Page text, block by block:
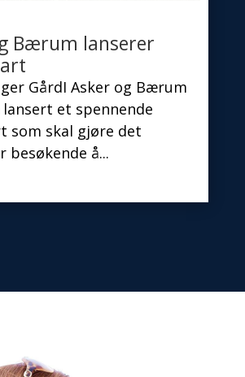
Bærum lanserer
GårdI Asker og Bærum
lansert et spennende
som skal gjøre det
besøkende å...